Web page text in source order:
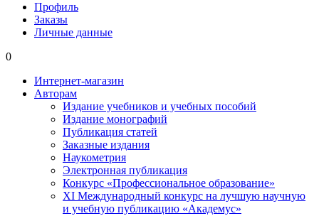
Профиль
Заказы
Личные данные
0
Интернет-магазин
Авторам
Издание учебников и учебных пособий
Издание монографий
Публикация статей
Заказные издания
Наукометрия
Электронная публикация
Конкурс «Профессиональное образование»
XI Международный конкурс на лучшую научную
и учебную публикацию «Академус»